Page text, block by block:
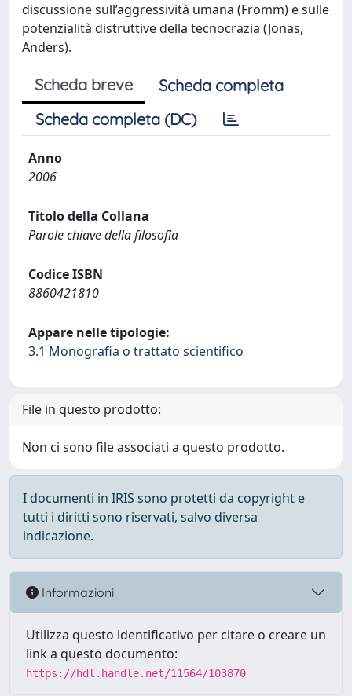
discussione sull’aggressività umana (Fromm) e sulle
potenzialità distruttive della tecnocrazia (Jonas,
Anders).
Scheda breve
Scheda completa
Scheda completa (DC)
Anno
2006
Titolo della Collana
Parole chiave della filosofia
Codice ISBN
8860421810
Appare nelle tipologie:
3.1 Monografia o trattato scientifico
File in questo prodotto:
Non ci sono file associati a questo prodotto.
I documenti in IRIS sono protetti da copyright e
tutti i diritti sono riservati, salvo diversa
indicazione.
Informazioni
Utilizza questo identificativo per citare o creare un
link a questo documento:
https://hdl.handle.net/11564/103870